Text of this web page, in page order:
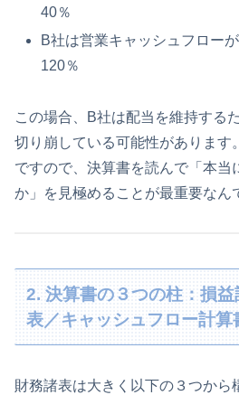
40％
B社は営業キャッシュフロー
120％
この場合、B社は配当を維持する
切り崩している可能性があります。
ですので、決算書を読んで「本当
か」を見極めることが最重要なん
2. 決算書の３つの柱：損
表／キャッシュフロー計算
財務諸表は大きく以下の３つから